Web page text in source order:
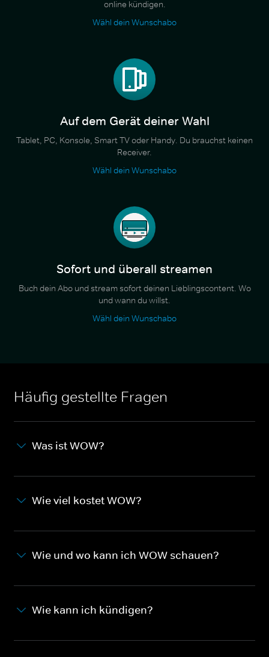
online kündigen.
Wähl dein Wunschabo
Auf dem Gerät deiner Wahl
Tablet, PC, Konsole, Smart TV oder Handy. Du brauchst keinen
Receiver.
Wähl dein Wunschabo
Sofort und überall streamen
Buch dein Abo und stream sofort deinen Lieblingscontent. Wo
und wann du willst.
Wähl dein Wunschabo
Häufig gestellte Fragen
Was ist WOW?
Wie viel kostet WOW?
Wie und wo kann ich WOW schauen?
Wie kann ich kündigen?